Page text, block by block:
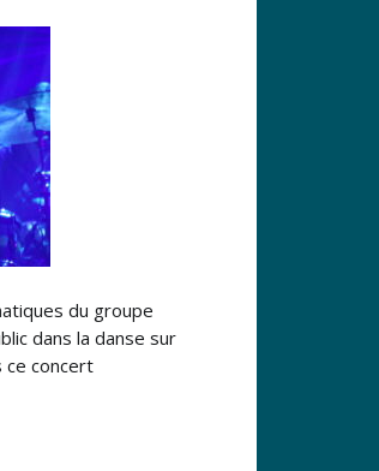
du groupe
dans la danse sur
ce concert